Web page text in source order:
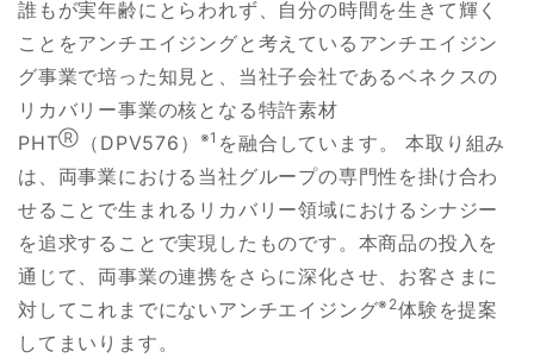
誰もが実年齢にとらわれず、自分の時間を生きて輝く
ことをアンチエイジングと考えているアンチエイジン
グ事業で培った知見と、当社子会社であるベネクスの
リカバリー事業の核となる特許素材
PHTⓇ （DPV576） ※1 を融合しています。 本取り組み
は、両事業における当社グループの専門性を掛け合わ
せることで生まれるリカバリー領域におけるシナジー
を追求することで実現したものです。本商品の投入を
通じて、両事業の連携をさらに深化させ、お客さまに
対してこれまでにないアンチエイジング※2体験を提案
してまいります。